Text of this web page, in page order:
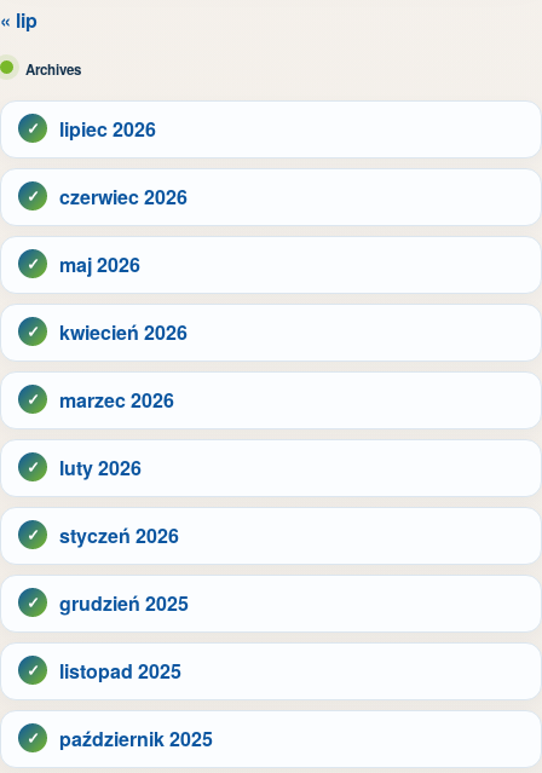
« lip
Archives
lipiec 2026
czerwiec 2026
maj 2026
kwiecień 2026
marzec 2026
luty 2026
styczeń 2026
grudzień 2025
listopad 2025
październik 2025